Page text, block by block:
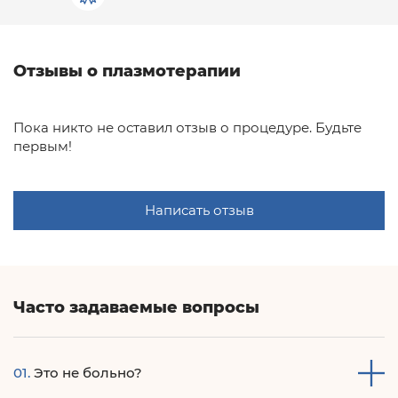
Отзывы о плазмотерапии
Пока никто не оставил отзыв о процедуре. Будьте
первым!
Написать отзыв
Часто задаваемые вопросы
01. Это не больно?